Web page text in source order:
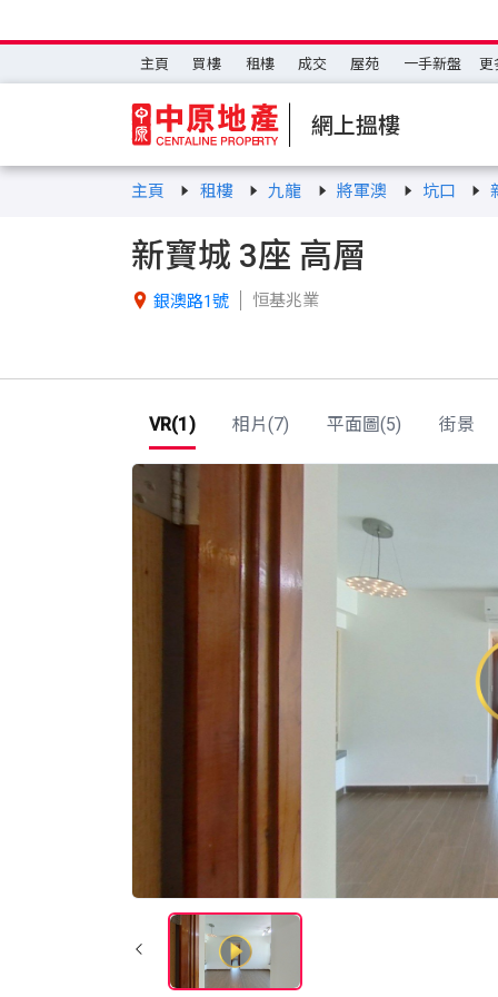
主頁 買樓 租樓 成交 屋苑 一手新盤 更
網上搵樓
主頁 租樓 九龍 將軍澳 坑口
新寶城 3座 高層
 銀澳路1號 恒基兆業
VR(1) 相片(7) 平面圖(5) 街景